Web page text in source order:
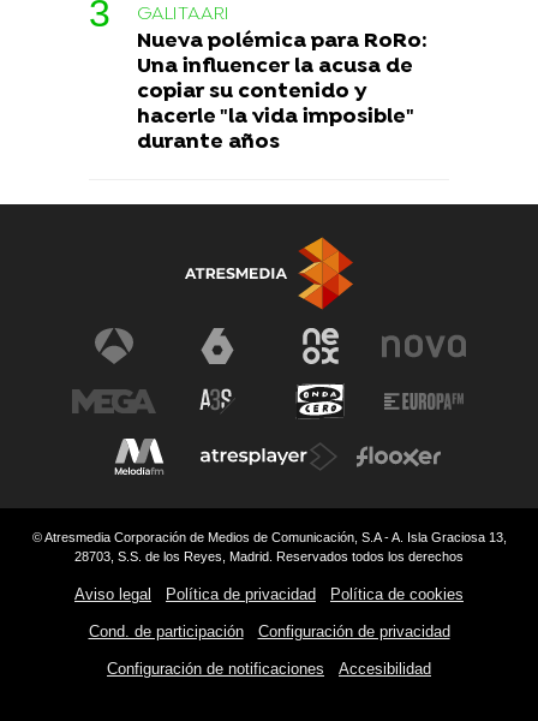
GALITAARI
Nueva polémica para RoRo:
Una influencer la acusa de
copiar su contenido y
hacerle "la vida imposible"
durante años
© Atresmedia Corporación de Medios de Comunicación, S.A - A. Isla Graciosa 13,
28703, S.S. de los Reyes, Madrid. Reservados todos los derechos
Aviso legal Política de privacidad Política de cookies
Cond. de participación Configuración de privacidad
Configuración de notificaciones Accesibilidad